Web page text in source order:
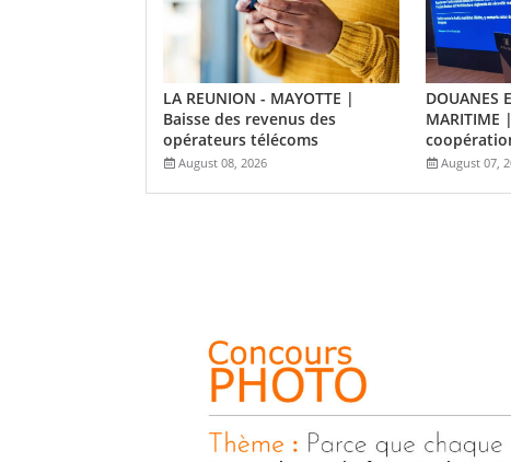
LA REUNION - MAYOTTE |
Baisse des revenus des
opérateurs télécoms
August 08, 2026
DOUANES
MARITIME
August 07,